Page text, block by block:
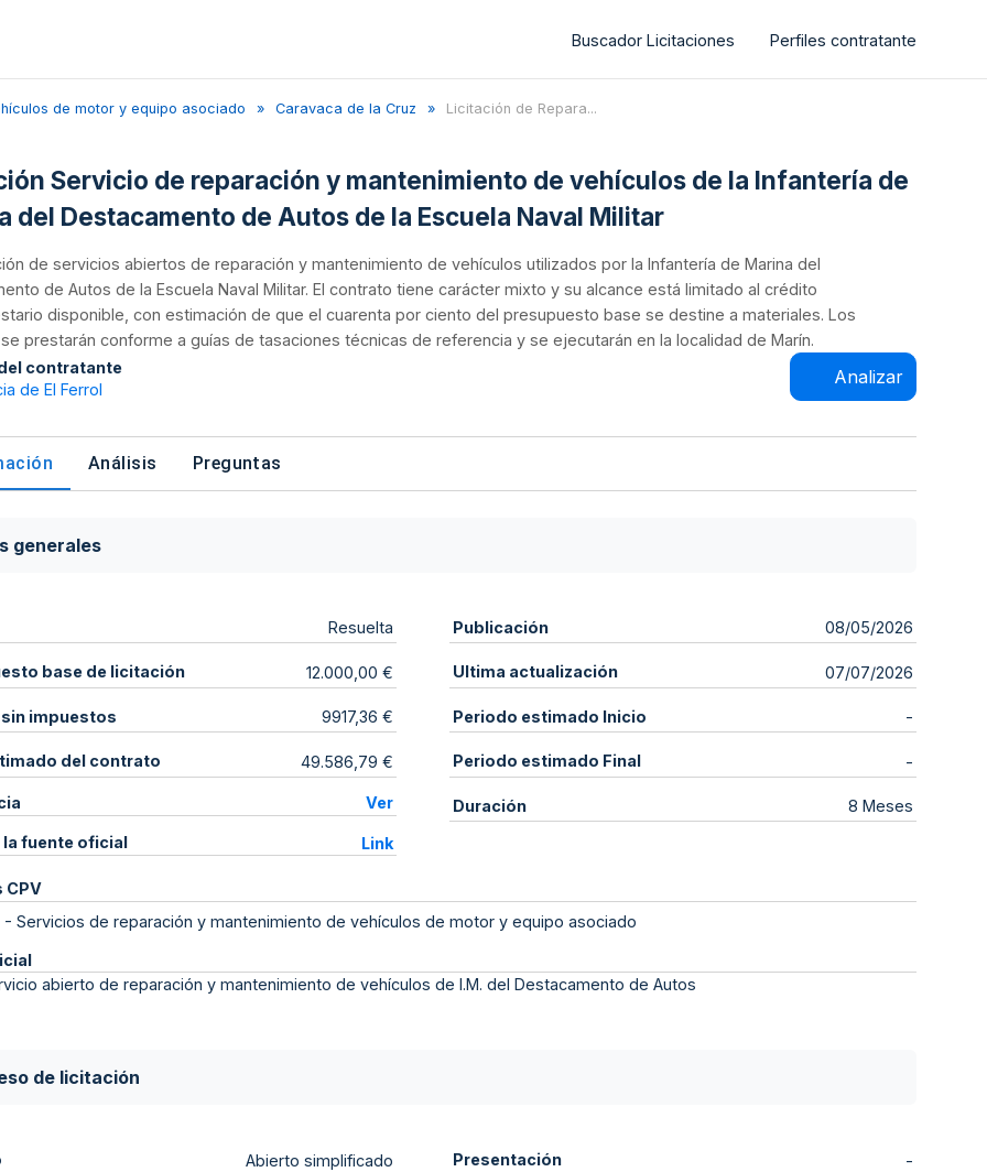
Buscador Licitaciones Perfiles contratante
de motor y equipo asociado Caravaca de la Cruz Licitación de Repara...
Servicio de reparación y mantenimiento de vehículos de la Infantería de
del Destacamento de Autos de la Escuela Naval Militar
de servicios abiertos de reparación y mantenimiento de vehículos utilizados por la Infantería de Marina del
de Autos de la Escuela Naval Militar. El contrato tiene carácter mixto y su alcance está limitado al crédito
disponible, con estimación de que el cuarenta por ciento del presupuesto base se destine a materiales. Los
prestarán conforme a guías de tasaciones técnicas de referencia y se ejecutarán en la localidad de Marín.
contratante
de El Ferrol
Analizar
Análisis Preguntas
generales
Resuelta
base de licitación 12.000,00 €
impuestos 9917,36 €
del contrato 49.586,79 €
Ver
la fuente oficial Link
Publicación 08/05/2026
Ultima actualización 07/07/2026
Periodo estimado Inicio -
Periodo estimado Final -
Duración 8 Meses
CPV
- Servicios de reparación y mantenimiento de vehículos de motor y equipo asociado
abierto de reparación y mantenimiento de vehículos de I.M. del Destacamento de Autos
de licitación
Abierto simplificado Presentación -